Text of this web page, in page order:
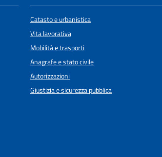
Catasto e urbanistica
Vita lavorativa
Mobilità e trasporti
Anagrafe e stato civile
Autorizzazioni
Giustizia e sicurezza pubblica